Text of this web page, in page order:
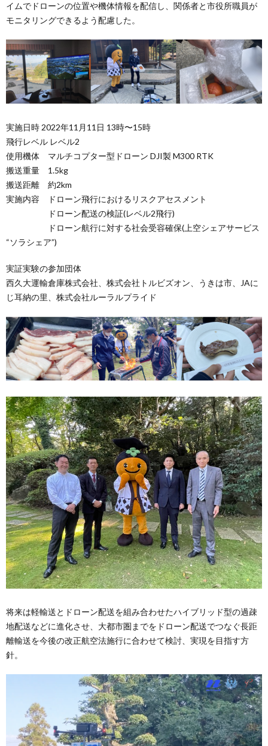
イムでドローンの位置や機体情報を配信し、関係者と市役所職員が
モニタリングできるよう配慮した。
実施日時 2022年11月11日 13時〜15時
飛行レベル レベル2
使用機体 マルチコプター型ドローン DJI製 M300 RTK
搬送重量 1.5kg
搬送距離 約2km
実施内容 ドローン飛行におけるリスクアセスメント
ドローン配送の検証(レベル2飛行)
ドローン航行に対する社会受容確保(上空シェアサービス
“ソラシェア”)
実証実験の参加団体
西久大運輸倉庫株式会社、株式会社トルビズオン、うきは市、JAに
じ耳納の里、株式会社ルーラルプライド
将来は軽輸送とドローン配送を組み合わせたハイブリッド型の過疎
地配送などに進化させ、大都市圏までをドローン配送でつなぐ長距
離輸送を今後の改正航空法施行に合わせて検討、実現を目指す方
針。